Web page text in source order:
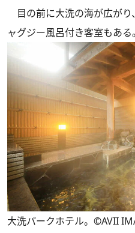
目の前に大洗の海が広がり
ャグジー風呂付き客室もある。
大洗パークホテル。©AVII